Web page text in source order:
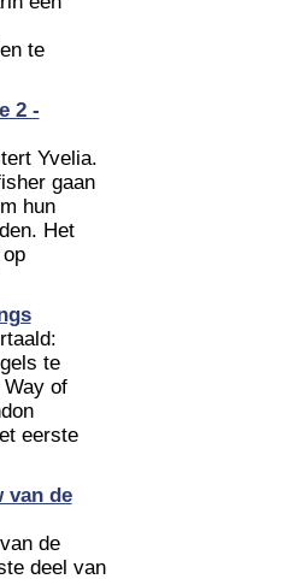
te
2 -
Yvelia.
gaan
hun
Het
te
of
eerste
van de
de
deel van